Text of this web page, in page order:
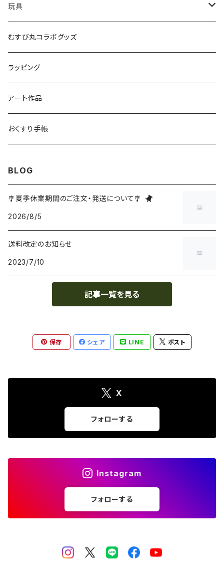
玩具
かるた
むすび丸コラボグッズ
ラッピング
アート作品
おくすり手帳
BLOG
🎐夏季休業期間のご注文・発送について🎐
2026/8/5
送料改定のお知らせ
2023/7/10
記事一覧を見る
保存 シェア LINE ポスト
X
フォローする
Instagram
フォローする